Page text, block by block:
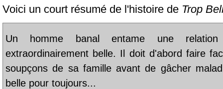
Voici un court résumé de l'histoire de Trop
Un homme banal entame une
extraordinairement belle. Il doit d'abord faire
soupçons de sa famille avant de gâcher
belle pour toujours...